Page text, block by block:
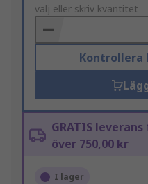
to
Basket
välj eller skriv kvantitet
Kontrollera
GRATIS
över 750,00 kr
I lager